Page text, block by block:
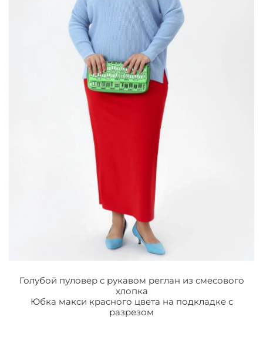
Голубой пуловер с рукавом реглан из смесового
хлопка
Юбка макси красного цвета на подкладке с
разрезом